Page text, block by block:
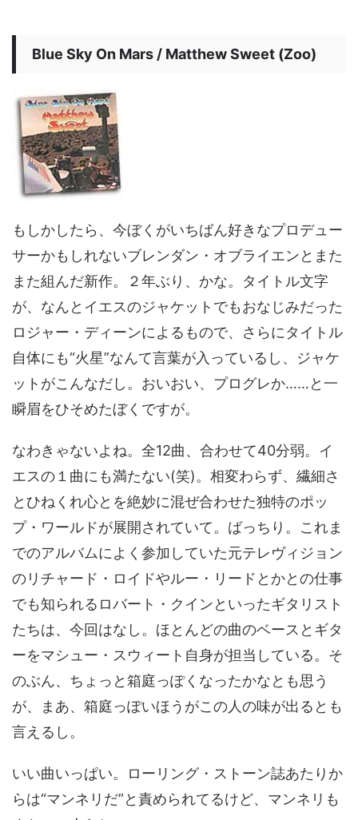
Blue Sky On Mars / Matthew Sweet (Zoo)
もしかしたら、今ぼくがいちばん好きなプロデュー
サーかもしれないブレンダン・オブライエンとまた
また組んだ新作。２年ぶり、かな。タイトル文字
が、なんとイエスのジャケットでもおなじみだった
ロジャー・ディーンによるもので、さらにタイトル
自体にも“火星”なんて言葉が入っているし、ジャケ
ットがこんなだし。おいおい、プログレか……と一
瞬眉をひそめたぼくですが。
なわきゃないよね。全12曲、合わせて40分弱。イ
エスの１曲にも満たない(笑)。相変わらず、繊細さ
とひねくれ心とを絶妙に混ぜ合わせた独特のポッ
プ・ワールドが展開されていて。ばっちり。これま
でのアルバムによく参加していた元テレヴィジョン
のリチャード・ロイドやルー・リードとかとの仕事
でも知られるロバート・クインといったギタリスト
たちは、今回はなし。ほとんどの曲のベースとギタ
ーをマシュー・スウィート自身が担当している。そ
のぶん、ちょっと箱庭っぽくなったかなとも思う
が、まあ、箱庭っぽいほうがこの人の味が出るとも
言えるし。
いい曲いっぱい。ローリング・ストーン誌あたりか
らは“マンネリだ”と責められてるけど、マンネリも